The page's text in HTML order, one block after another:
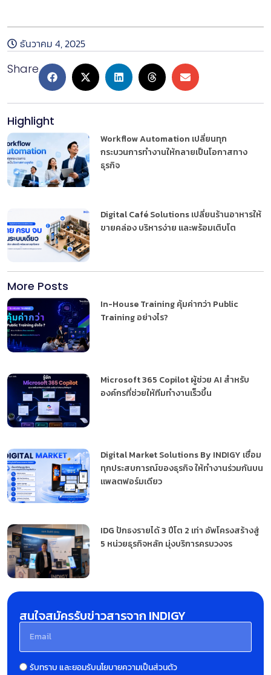
ธันวาคม 4, 2025
Share
Highlight
Workflow Automation เปลี่ยนทุก
กระบวนการทำงานให้กลายเป็นโอกาสทาง
ธุรกิจ
Digital Café Solutions เปลี่ยนร้านอาหารให้
ขายคล่อง บริหารง่าย และพร้อมเติบโต
More Posts
In-House Training คุ้มค่ากว่า Public
Training อย่างไร?
Microsoft 365 Copilot ผู้ช่วย AI สำหรับ
องค์กรที่ช่วยให้ทีมทำงานเร็วขึ้น
Digital Market Solutions By INDIGY เชื่อม
ทุกประสบการณ์ของธุรกิจ ให้ทำงานร่วมกันบน
แพลตฟอร์มเดียว
IDG ปักธงรายได้ 3 ปีโต 2 เท่า อัพโครงสร้างสู่
5 หน่วยธุรกิจหลัก มุ่งบริการครบวงจร
สนใจสมัครรับข่าวสารจาก INDIGY
รับทราบ และยอมรับนโยบายความเป็นส่วนตัว